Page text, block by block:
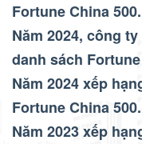
Fortune China 500.
Năm 2024, công
danh sách
Năm 2024 xếp
Fortune China 500.
Năm 2023 xếp